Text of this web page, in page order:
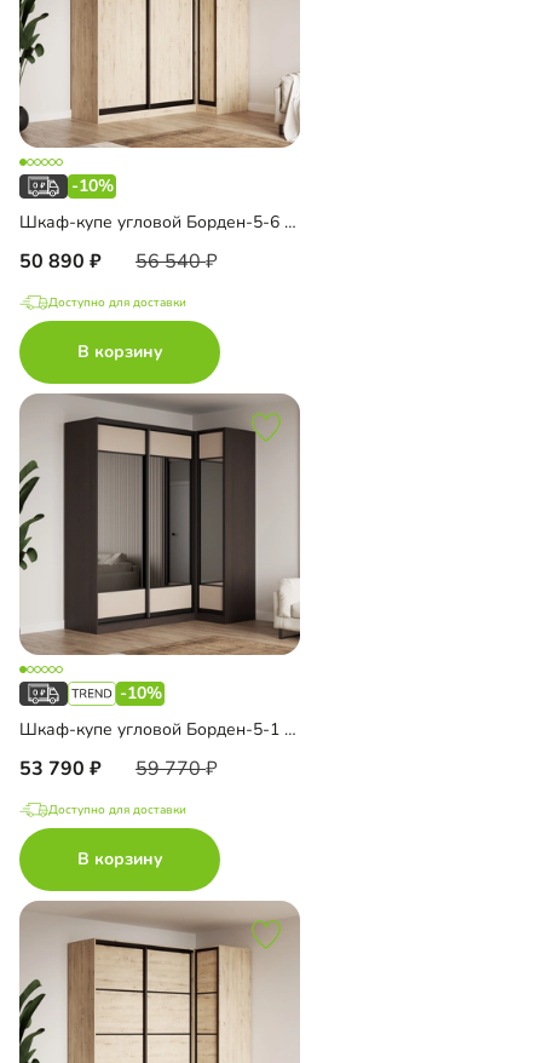
-10%
Шкаф-купе угловой Борден-5-6 1000
50 890 56 540
Доступно для доставки
В корзину
-10%
Шкаф-купе угловой Борден-5-1 1100
53 790 59 770
Доступно для доставки
В корзину